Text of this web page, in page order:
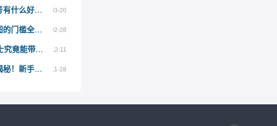
新开微变传奇中获取超级玩家称号有什么好处？独家揭秘！ 03-20
火龙微变传奇新服：远古战场地图的门槛全揭秘 02-28
轻变传奇网站独家解密：80级道士究竟能带几个护卫？玩法大公开！ 12-11
练习八卦阵的注意事项与好处大揭秘！新手必看的趣味玩法攻略 11-28